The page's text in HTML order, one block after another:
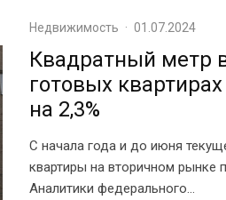
Недвижимость · 01.07.2024
Квадратный метр
готовых
на 2,3%
С начала года и до июня
квартиры на вторичном рынке
Аналитики федерального...